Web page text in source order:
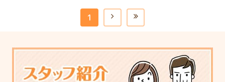
1